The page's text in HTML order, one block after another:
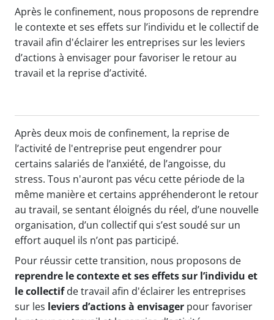
Après le confinement, nous proposons de reprendre
le contexte et ses effets sur l’individu et le collectif de
travail afin d'éclairer les entreprises sur les leviers
d’actions à envisager pour favoriser le retour au
travail et la reprise d’activité.
Après deux mois de confinement, la reprise de
l’activité de l'entreprise peut engendrer pour
certains salariés de l’anxiété, de l’angoisse, du
stress. Tous n'auront pas vécu cette période de la
même manière et certains appréhenderont le retour
au travail, se sentant éloignés du réel, d’une nouvelle
organisation, d’un collectif qui s’est soudé sur un
effort auquel ils n’ont pas participé.
Pour réussir cette transition, nous proposons de
reprendre le contexte et ses effets sur l’individu et
le collectifde travail afin d'éclairer les entreprises
sur les leviers d’actions à envisager pour favoriser